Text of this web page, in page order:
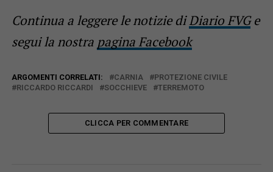
Continua a leggere le notizie diDiario FVGe
segui la nostra pagina Facebook
ARGOMENTI CORRELATI: CARNIA
PROTEZIONE CIVILE
RICCARDO RICCARDI
SOCCHIEVE TERREMOTO
CLICCA PER COMMENTARE